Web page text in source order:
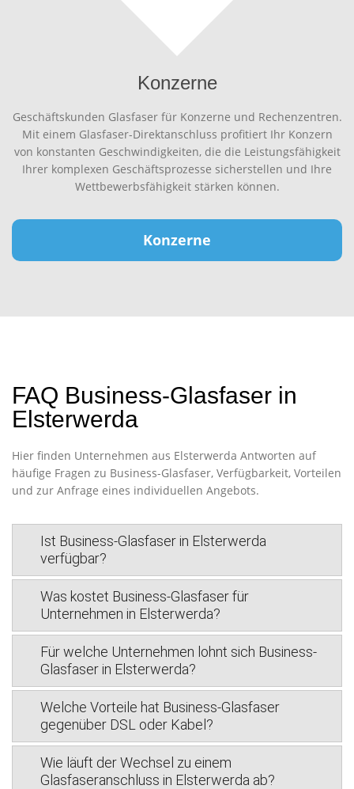
Konzerne
Geschäftskunden Glasfaser für Konzerne und Rechenzentren.
Mit einem Glasfaser-Direktanschluss profitiert Ihr Konzern
von konstanten Geschwindigkeiten, die die Leistungsfähigkeit
Ihrer komplexen Geschäftsprozesse sicherstellen und Ihre
Wettbewerbsfähigkeit stärken können.
Konzerne
FAQ Business-Glasfaser in
Elsterwerda
Hier finden Unternehmen aus Elsterwerda Antworten auf
häufige Fragen zu Business-Glasfaser, Verfügbarkeit, Vorteilen
und zur Anfrage eines individuellen Angebots.
Ist Business-Glasfaser in Elsterwerda
verfügbar?
Was kostet Business-Glasfaser für
Unternehmen in Elsterwerda?
Für welche Unternehmen lohnt sich Business-
Glasfaser in Elsterwerda?
Welche Vorteile hat Business-Glasfaser
gegenüber DSL oder Kabel?
Wie läuft der Wechsel zu einem
Glasfaseranschluss in Elsterwerda ab?